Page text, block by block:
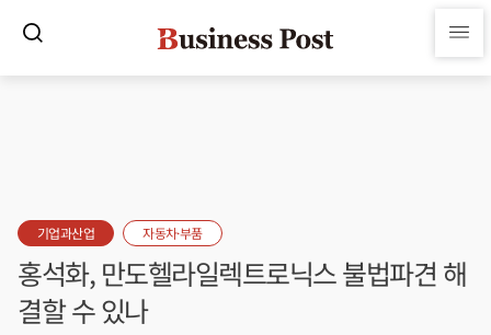
기업과산업 자동차·부품
홍석화, 만도헬라일렉트로닉스 불법파견 해
결할 수 있나